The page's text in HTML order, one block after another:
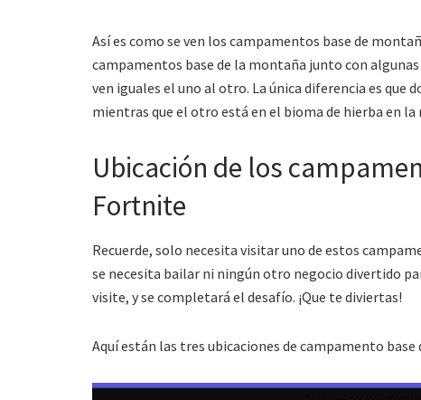
Así es como se ven los campamentos base de
campamentos base de la montaña junto con
ven iguales el uno al otro. La única diferencia es que
mientras que el otro está en el bioma de hierba en
Ubicación de los
Fortnite
Recuerde, solo necesita visitar uno de estos
se necesita bailar ni ningún otro negocio divertido
visite, y se completará el desafío. ¡Que te diviertas!
Aquí están las tres ubicaciones de campamento